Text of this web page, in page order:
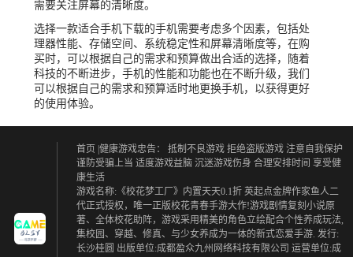
需要关注屏幕的清晰度。
选择一款适合手机下载的手机需要考虑多个因素，包括处
理器性能、存储空间、系统稳定性和屏幕清晰度等，在购
买时，可以根据自己的需求和预算做出合适的选择，随着
科技的不断进步，手机的性能和功能也在不断升级，我们
可以根据自己的需求和预算适时地更换手机，以获得更好
的使用体验。
首页 |健康游戏忠告： 抵制不良游戏 拒绝盗版游戏 注意自我保护
谨防受骗上当 适度游戏益脑 沉迷游戏伤身 合理安排时间 享受健
康生活
游戏名称:《校花梦工厂》内置天天0.1折 英起点金牌作家鱼人二
代正式授权，唯一正版校花青春手游大作!游戏剧情复刻小说原
著、全体校花助阵，游戏采用精美的角色立绘配合个性养成玩法,
集校园、穿越、修真、与少女养成为一体的新式恋爱手游. 发行:
长沙桂圆 出版单位:成都盈众九州网络科技有限公司 运营单位:成